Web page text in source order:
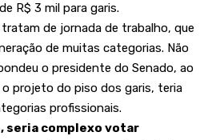
R$ 3 mil para garis.
de jornada de trabalho, que
de muitas categorias. Não
o presidente do Senado, ao
o projeto do piso dos garis, teria
profissionais.
seria complexo votar